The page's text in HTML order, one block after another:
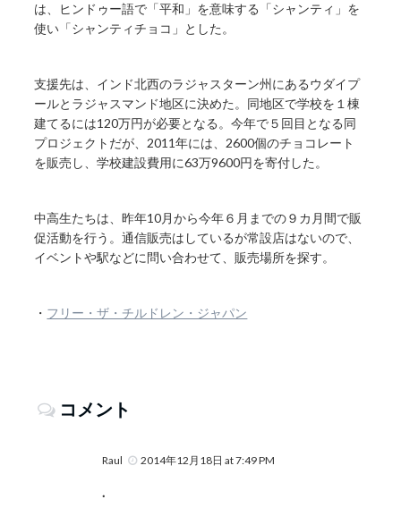
は、ヒンドゥー語で「平和」を意味する「シャンティ」を
使い「シャンティチョコ」とした。
支援先は、インド北西のラジャスターン州にあるウダイプ
ールとラジャスマンド地区に決めた。同地区で学校を１棟
建てるには120万円が必要となる。今年で５回目となる同
プロジェクトだが、2011年には、2600個のチョコレート
を販売し、学校建設費用に63万9600円を寄付した。
中高生たちは、昨年10月から今年６月までの９カ月間で販
促活動を行う。通信販売はしているが常設店はないので、
イベントや駅などに問い合わせて、販売場所を探す。
・ フリー・ザ・チルドレン・ジャパン
コメント
Raul 2014年12月18日 at 7:49 PM
.